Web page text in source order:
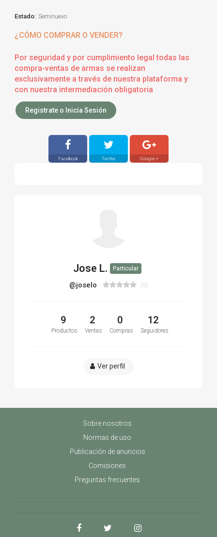
Estado: Seminuevo
¿CÓMO COMPRAR O VENDER?
Por seguridad y por cumplimiento legal todas las
compra-ventas de armas se realizan
exclusivamente a través de nuestra plataforma y
con nuestra intermediación obligatoria
Registrate o Inicia Sesión
Facebook Twitter Google +
Jose L. Particular
@joselo (0)
9
Productos
2
Ventas
0
Compras
12
Seguidores
Ver perfil
Sobre nosotros
Normas de uso
Publicación de anuncios
Comisiones
Preguntas frecuentes